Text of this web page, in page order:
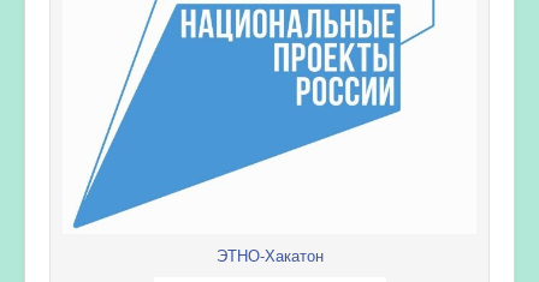
ЭТНО-Хакатон